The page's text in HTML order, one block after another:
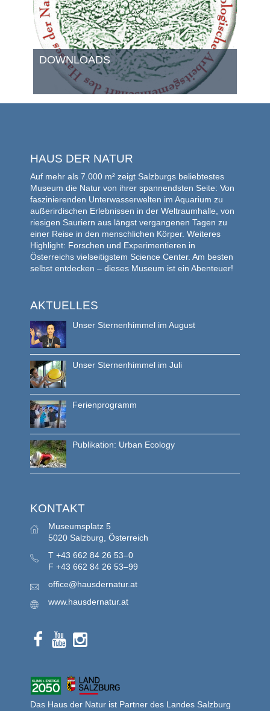
DOWNLOADS
HAUS DER NATUR
Auf mehr als 7.000 m² zeigt Salzburgs beliebtestes
Museum die Natur von ihrer spannendsten Seite: Von
faszinierenden Unterwasserwelten im Aquarium zu
außerirdischen Erlebnissen in der Weltraumhalle, von
riesigen Sauriern aus längst vergangenen Tagen zu
einer Reise in den menschlichen Körper. Weiteres
Highlight: Forschen und Experimentieren in
Österreichs vielseitigstem Science Center. Am besten
selbst entdecken – dieses Museum ist ein Abenteuer!
AKTUELLES
Unser Sternenhimmel im August
Unser Sternenhimmel im Juli
Ferienprogramm
Publikation: Urban Ecology
KONTAKT
Museumsplatz 5
5020 Salzburg, Österreich
T +43 662 84 26 53–0
F +43 662 84 26 53–99
office@hausdernatur.at
www.hausdernatur.at
Das Haus der Natur ist Partner des Landes Salzburg